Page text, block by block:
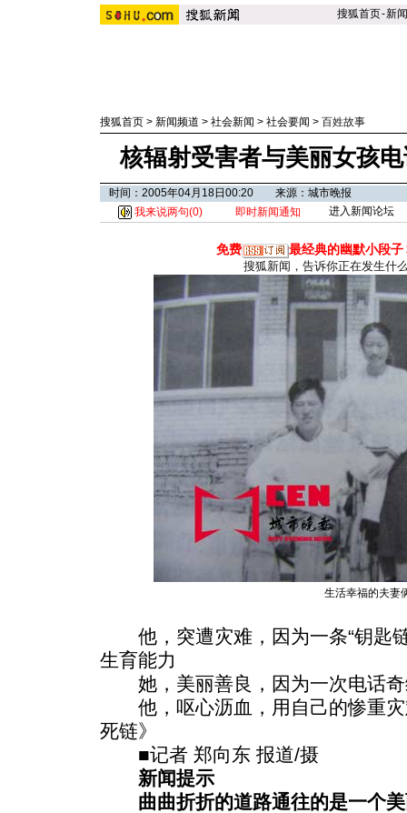
搜狐首页-新闻
搜狐首页 > 新闻频道 > 社会新闻 > 社会要闻 > 百姓故事
核辐射受害者与美丽女孩
时间：2005年04月18日00:20 来源：城市晚报
我来说两句(0) 即时新闻通知 进入新闻论坛
免费 最经典的幽默小段子
搜狐新闻，告诉你正在发生什
生活幸福的夫妻
他，突遭灾难，因为一条“钥匙
生育能力
她，美丽善良，因为一次电话奇
他，呕心沥血，用自己的惨重灾
死链》
■记者 郑向东 报道/摄
新闻提示
曲曲折折的道路通往的是一个